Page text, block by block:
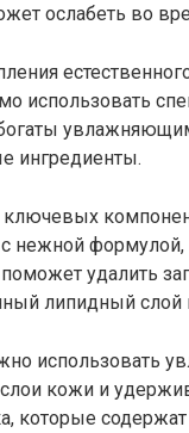
ослабеть во
использовать
ингредиенты.
нежной формулой,
удалить
липидный слой
использовать
слои кожи и
которые